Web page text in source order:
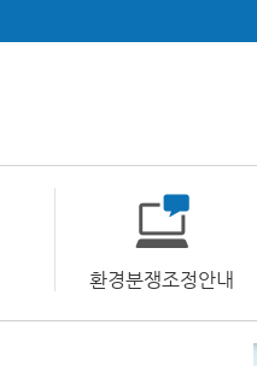
환경분쟁조정안내